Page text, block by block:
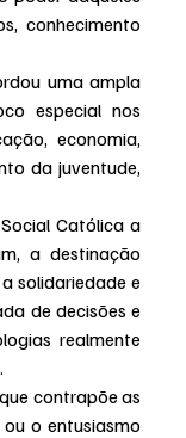
conhecimento
uma ampla
especial nos
economia,
da juventude,
Católica a
a destinação
solidariedade e
de decisões e
realmente
contrapõe as
o entusiasmo